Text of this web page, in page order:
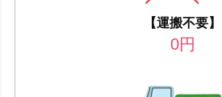
【運搬不要】
0円